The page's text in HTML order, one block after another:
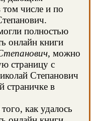
числе и по
полностью
онлайн книги
, можно
страницу с
Степанович
страничке в
как удалось